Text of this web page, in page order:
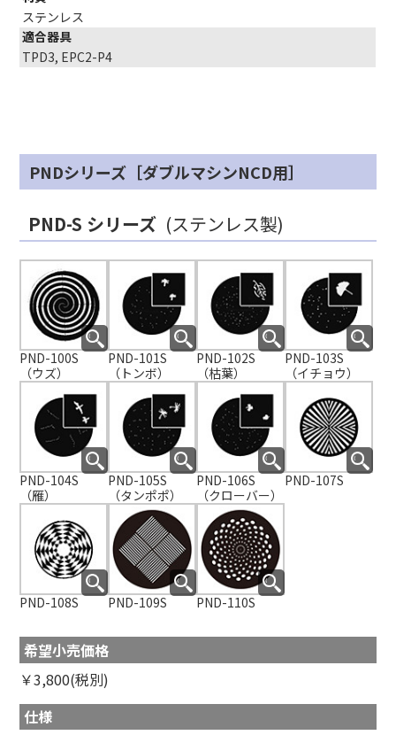
ステンレス
適合器具
TPD3, EPC2-P4
PNDシリーズ［ダブルマシンNCD用］
PND-S シリーズ (ステンレス製)
PND-100S
（ウズ）
PND-101S
（トンボ）
PND-102S
（枯葉）
PND-103S
（イチョウ）
PND-104S
（雁）
PND-105S
（タンポポ）
PND-106S
（クローバー）
PND-107S
PND-108S PND-109S PND-110S
希望小売価格
￥3,800(税別)
仕様